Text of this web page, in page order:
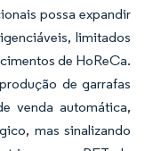
possa expandir
limitados
de HoReCa.
de garrafas
venda automática,
mas sinalizando